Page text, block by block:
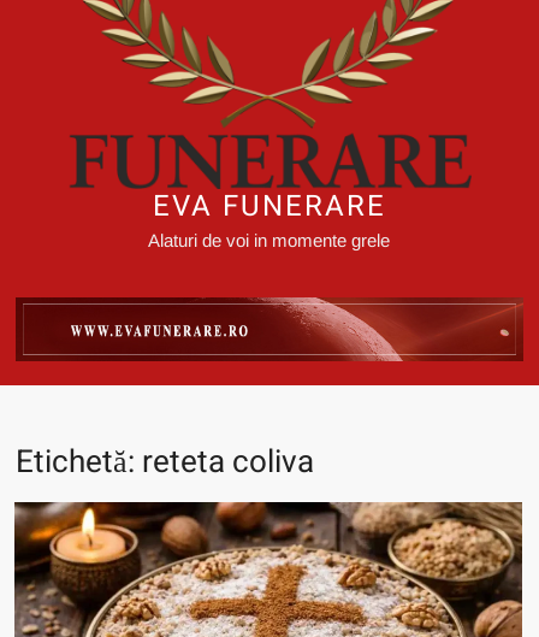
EVA FUNERARE
Alaturi de voi in momente grele
Etichetă: reteta coliva